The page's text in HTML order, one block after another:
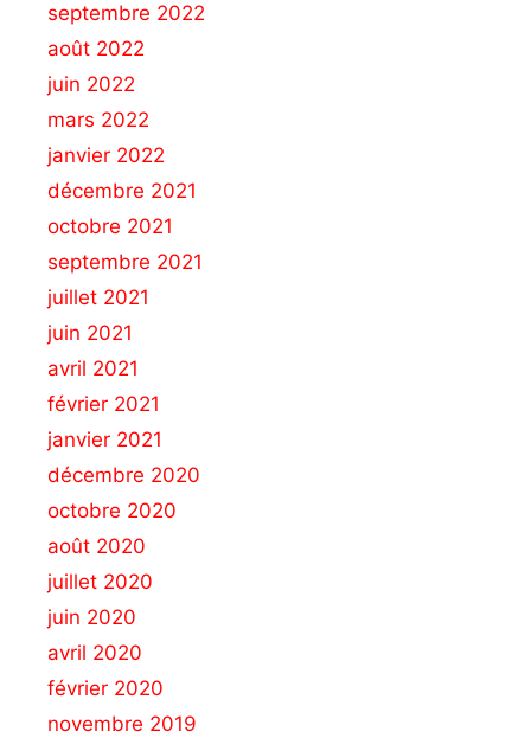
septembre 2022
août 2022
juin 2022
mars 2022
janvier 2022
décembre 2021
octobre 2021
septembre 2021
juillet 2021
juin 2021
avril 2021
février 2021
janvier 2021
décembre 2020
octobre 2020
août 2020
juillet 2020
juin 2020
avril 2020
février 2020
novembre 2019